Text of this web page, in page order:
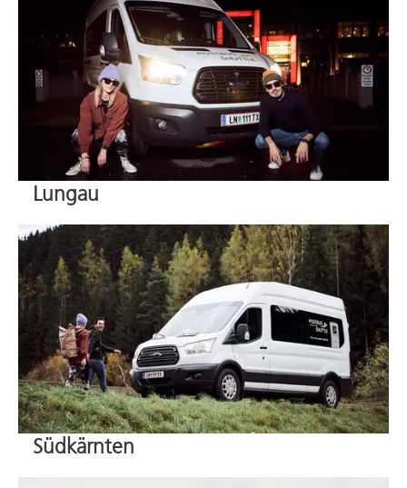
Lungau
Südkärnten